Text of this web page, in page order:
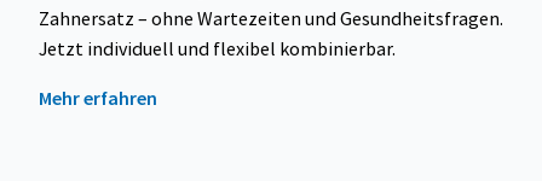
Zahnersatz – ohne Wartezeiten und Gesundheitsfragen.
Jetzt individuell und flexibel kombinierbar.
Mehr erfahren